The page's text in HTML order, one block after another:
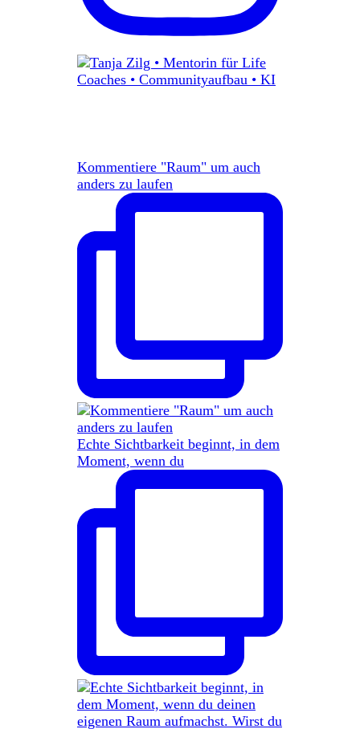
Kommentiere "Raum" um auch
anders zu laufen
Echte Sichtbarkeit beginnt, in dem
Moment, wenn du